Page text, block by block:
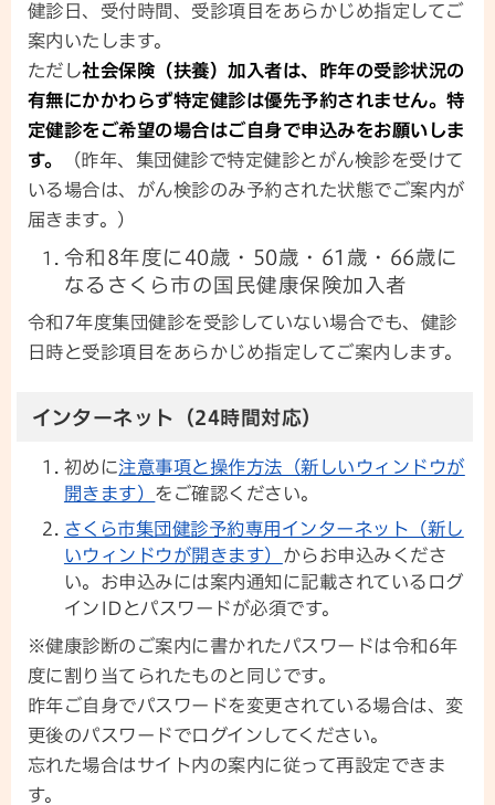
健診日、受付時間、受診項目をあらかじめ指定してご
案内いたします。
ただし社会保険（扶養）加入者は、昨年の受診状況の
有無にかかわらず特定健診は優先予約されません。特
定健診をご希望の場合はご自身で申込みをお願いしま
す。
（昨年、集団健診で特定健診とがん検診を受けて
いる場合は、がん検診のみ予約された状態でご案内が
届きます。）
令和8年度に40歳・50歳・61歳・66歳に
なるさくら市の国民健康保険加入者
令和7年度集団健診を受診していない場合でも、健診
日時と受診項目をあらかじめ指定してご案内します。
インターネット（24時間対応）
初めに注意事項と操作方法（新しいウィンドウが
開きます） をご確認ください。
さくら市集団健診予約専用インターネット（新し
いウィンドウが開きます） からお申込みくださ
い。お申込みには案内通知に記載されているログ
インIDとパスワードが必須です。
※健康診断のご案内に書かれたパスワードは令和6年
度に割り当てられたものと同じです。
昨年ご自身でパスワードを変更されている場合は、変
更後のパスワードでログインしてください。
忘れた場合はサイト内の案内に従って再設定できま
す。